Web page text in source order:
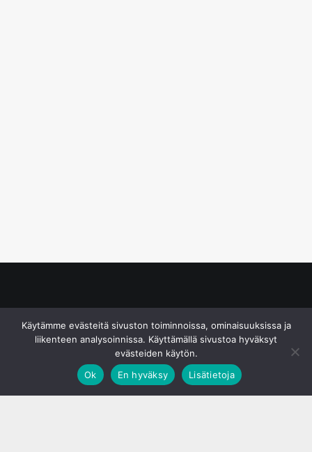
Käytämme evästeitä sivuston toiminnoissa, ominaisuuksissa ja
liikenteen analysoinnissa. Käyttämällä sivustoa hyväksyt
evästeiden käytön.
Ok
En hyväksy Lisätietoja